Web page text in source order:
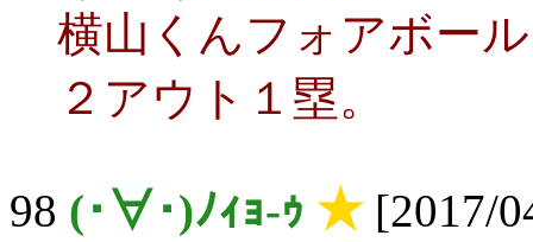
横山くんフォアボー
２アウト１塁。
98 (･∀･)ﾉｨｮ-ｩ ★[2017/